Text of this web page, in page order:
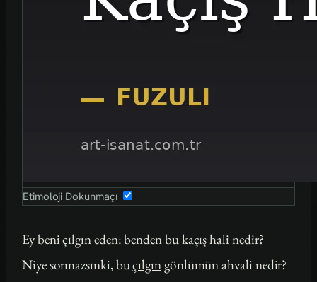
Etimoloji Dokunmaçı
Eybeniçılgıneden: benden bu kaçışhali nedir?
Niye sormazsınki, buçılgıngönlümün ahvali nedir?